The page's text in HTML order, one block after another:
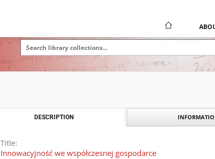
DESCRIPTION
Title:
Innowacyjność we współczesnej gospodarce